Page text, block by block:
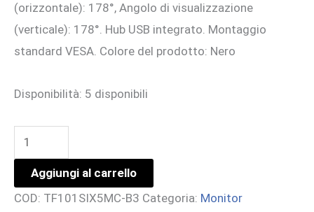
(orizzontale): 178°, Angolo di visualizzazione
(verticale): 178°. Hub USB integrato. Montaggio
standard VESA. Colore del prodotto: Nero
Disponibilità: 5 disponibili
10
LCD
PROJECTIVE
CAPACITIVE
Aggiungi al carrello
COD: TF101SIX5MC-B3 Categoria: Monitor